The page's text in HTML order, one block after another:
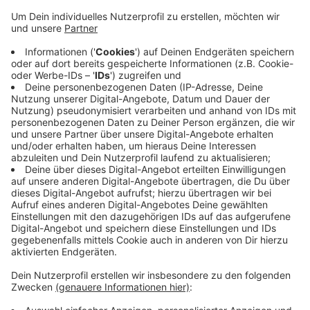
an den Häusern der Cellitinnen - Petrus und St.
Josef - wird vorerst noch geplant operiert, heißt
es von dort. Voraussetzung sei, dass der
behandelnde Arzt das anordnet.
Krankenbesuche sind in allen Krankenhäusern
außer dem Helios untersagt. Im Helios darf noch
ein Besucher pro Patient pro Tag kommen - aber
nur zwischen 15 und 17 Uhr. Ausnahmen gibt es in
allen Kliniken für schwerstkranke Patienten.
Veröffentlicht:Dienstag, 17.03.2020 12:55
Anzeige